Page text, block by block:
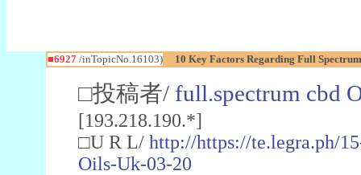
■6927/inTopicNo.16103) 10 Key Factors Regarding Full
□投稿者/ full.spectrum cbd
[193.218.190.*]
□U R L/ http://https://te.legra.ph/
Oils-Uk-03-20